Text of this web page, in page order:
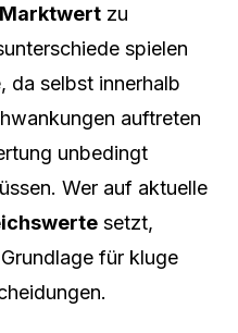
Marktwert zu
spielen
da selbst innerhalb
auftreten
unbedingt
Wer auf aktuelle
setzt,
für kluge